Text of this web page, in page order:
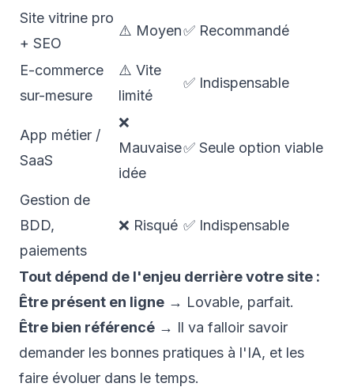
Site vitrine pro
+ SEO
⚠️ Moyen✅ Recommandé
E-commerce
sur-mesure
⚠️ Vite
limité
✅ Indispensable
App métier /
SaaS
❌
Mauvaise
idée
✅ Seule option viable
Gestion de
BDD,
paiements
❌ Risqué ✅ Indispensable
Tout dépend de l'enjeu derrière votre site :
Être présent en ligne → Lovable, parfait.
Être bien référencé → Il va falloir savoir
demander les bonnes pratiques à l'IA, et les
faire évoluer dans le temps.